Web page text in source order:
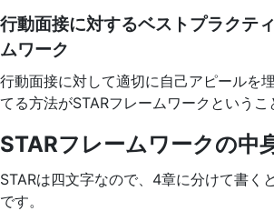
行動面接に対するベストプラクテ
ムワーク
行動面接に対して適切に自己アピールを
てる方法がSTARフレームワークというこ
STARフレームワークの中
STARは四文字なので、4章に分けて書く
です。